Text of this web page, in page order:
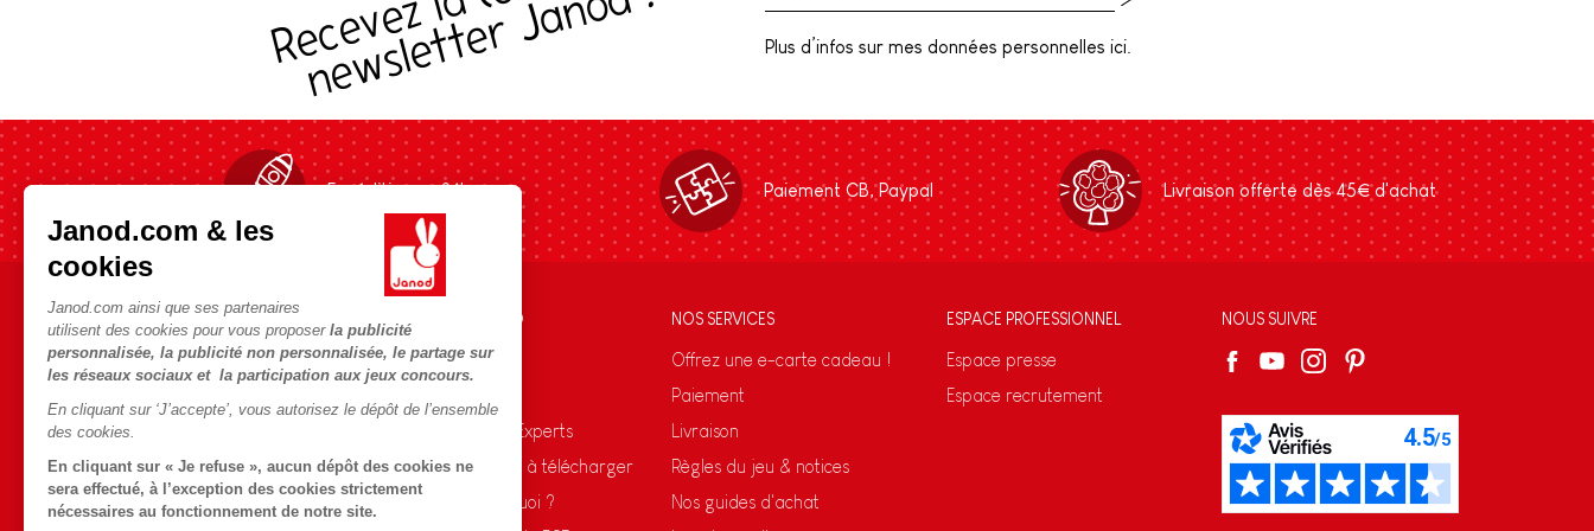
Janod.com & les
cookies
Janod.com ainsi que ses partenaires
utilisent des cookies pour vous proposer la publicité
personnalisée, la publicité non personnalisée, le partage sur
les réseaux sociaux et la participation aux jeux concours.
En cliquant sur ‘J’accepte’, vous autorisez le dépôt de l’ensemble
des cookies.
En cliquant sur « Je refuse », aucun dépôt des cookies ne
sera effectué, à l’exception des cookies strictement
nécessaires au fonctionnement de notre site.
(
! Plus d’infos sur mes données personnelles ici.
Expédition en 24h Paiement CB, Paypal Livraison offerte dès 45€ d'achat
AIDE ET INFORMATIONS
CGV
Contact
Points de vente
Rappel Produits
L'UNIVERS JANOD
L'histoire
Blog Conseils d'Experts
Activités enfants à télécharger
Le FSC®, c'est quoi ?
NOS SERVICES
Offrez une e-carte cadeau !
Paiement
Livraison
Règles du jeu & notices
Nos guides d'achat
ESPACE PROFESSIONNEL
Espace presse
Espace recrutement
NOUS SUIVRE